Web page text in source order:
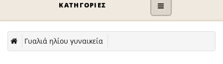
ΚΑΤΗΓΟΡΊΕΣ
Γυαλιά ηλίου γυναικεία